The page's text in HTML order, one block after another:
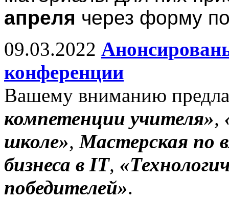
апреля через форму
09.03.2022
конференции
Вашему вниманию
компетенции учителя»,
школе»,Мастерская по
бизнеса в IT,
победителей».